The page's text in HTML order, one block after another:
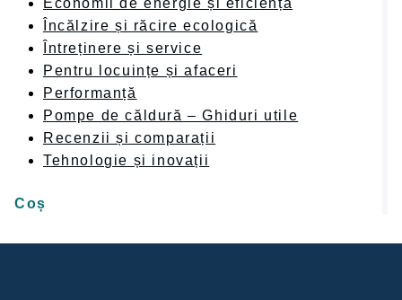
Încălzire și răcire ecologică
Întreținere și service
Pentru locuințe și afaceri
Performanță
Pompe de căldură – Ghiduri utile
Recenzii și comparații
Tehnologie și inovații
Coș